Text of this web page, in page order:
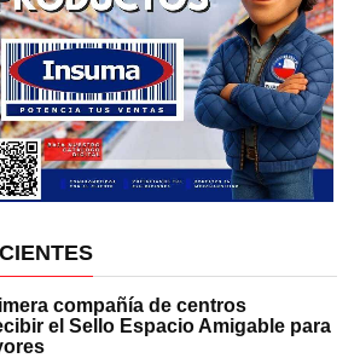
compañía de centros
el Sello Espacio Amigable para